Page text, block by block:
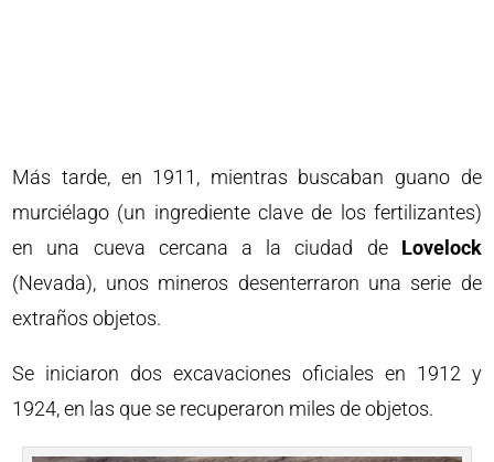
Más tarde, en 1911, mientras buscaban guano de
murciélago (un ingrediente clave de los fertilizantes)
en una cueva cercana a la ciudad de Lovelock
(Nevada), unos mineros desenterraron una serie de
extraños objetos.
Se iniciaron dos excavaciones oficiales en 1912 y
1924, en las que se recuperaron miles de objetos.